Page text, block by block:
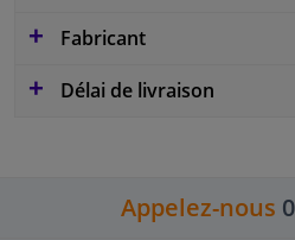
Fabricant
Délai de livraison
Appelez-nous